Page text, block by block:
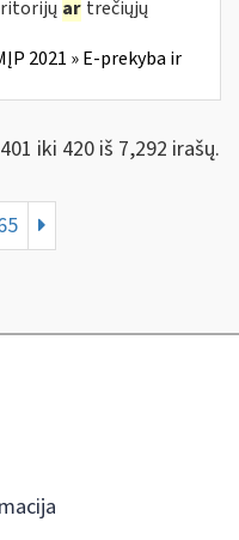
ar trečiųjų
2021 » E-prekyba ir
iki 420 iš 7,292 irašų.